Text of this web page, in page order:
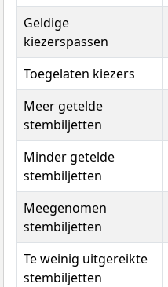
Geldige
kiezerspassen
Toegelaten kiezers
Meer getelde
stembiljetten
Minder getelde
stembiljetten
Meegenomen
stembiljetten
Te weinig uitgereikte
stembiljetten